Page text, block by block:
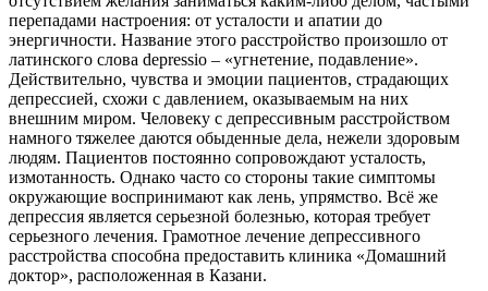
перепадами настроения: от усталости и апатии до
энергичности. Название этого расстройство произошло от
латинского слова depressio – «угнетение, подавление».
Действительно, чувства и эмоции пациентов, страдающих
депрессией, схожи с давлением, оказываемым на них
внешним миром. Человеку с депрессивным расстройством
намного тяжелее даются обыденные дела, нежели здоровым
людям. Пациентов постоянно сопровождают усталость,
измотанность. Однако часто со стороны такие симптомы
окружающие воспринимают как лень, упрямство. Всё же
депрессия является серьезной болезнью, которая требует
серьезного лечения. Грамотное лечение депрессивного
расстройства способна предоставить клиника «Домашний
доктор», расположенная в Казани.